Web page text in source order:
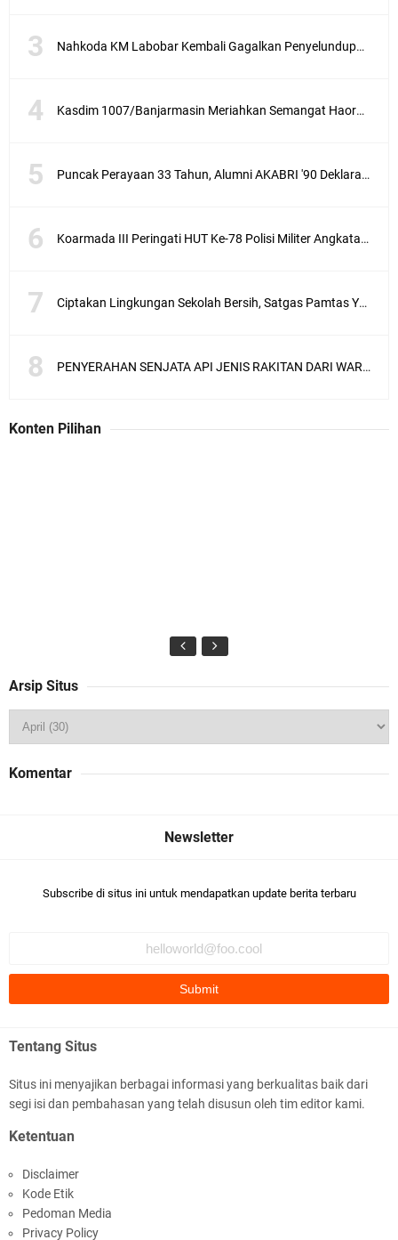
Nahkoda KM Labobar Kembali Gagalkan Penyelundupan 4 Ekor Burung Cendrawasih Asal Papua
Kasdim 1007/Banjarmasin Meriahkan Semangat Haornas Dengan Senam Bersama Dan Lomba Olahraga Tradisional
Puncak Perayaan 33 Tahun, Alumni AKABRI '90 Deklarasikan Pemilu Damai Serentak Tahun 2024
Koarmada III Peringati HUT Ke-78 Polisi Militer Angkatan Laut
Ciptakan Lingkungan Sekolah Bersih, Satgas Pamtas Yonif 711/Rks Melaksanakan Karya Bakti
PENYERAHAN SENJATA API JENIS RAKITAN DARI WARGA KEPADA ANGGOTA SATGAS PAMTAS RI - MLY YONARMED 10/ BRADJAMUSTI
Konten Pilihan
Arsip Situs
Komentar
Subscribe di situs ini untuk mendapatkan update berita terbaru
Tentang Situs
Situs ini menyajikan berbagai informasi yang berkualitas baik dari
segi isi dan pembahasan yang telah disusun oleh tim editor kami.
Ketentuan
Disclaimer
Kode Etik
Pedoman Media
Privacy Policy